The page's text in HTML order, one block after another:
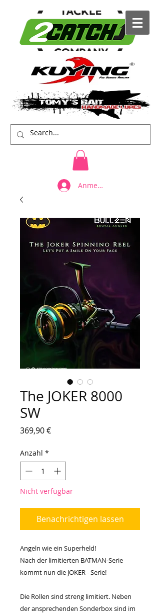
Anmelden
The JOKER 8000
SW
369,90 €Preis
Anzahl *
Nicht verfügbar
Benachrichtigen lassen
Angeln wie ein Superheld!
Nach der limitierten BATMAN-Serie
kommt nun die JOKER - Serie!
Die Rollen sind streng limitiert. Neben
der ansprechenden Sonderbox sind im